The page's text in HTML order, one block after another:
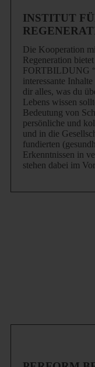
INSTITUT
Die Kooperation
Regeneration
FORTBILDUNG
interessante
dir alles, was du
Lebens wissen
Bedeutung von
persönliche und
und in die
fundierten
Erkenntnissen in
stehen dabei im